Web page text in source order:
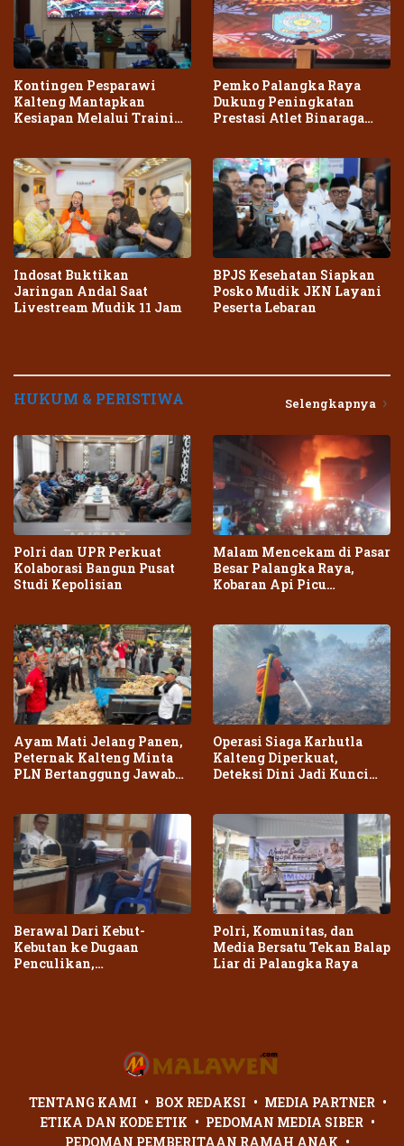
Kontingen Pesparawi
Kalteng Mantapkan
Kesiapan Melalui Training
Pemko Palangka Raya
Dukung Peningkatan
Prestasi Atlet Binaraga
Indosat Buktikan
Jaringan Andal Saat
Livestream Mudik 11 Jam
BPJS Kesehatan Siapkan
Posko Mudik JKN Layani
Peserta Lebaran
HUKUM & PERISTIWA Selengkapnya
Polri dan UPR Perkuat
Kolaborasi Bangun Pusat
Studi Kepolisian
Malam Mencekam di Pasar
Besar Palangka Raya,
Kobaran Api Picu
Ayam Mati Jelang Panen,
Peternak Kalteng Minta
PLN Bertanggung Jawab
Operasi Siaga Karhutla
Kalteng Diperkuat,
Deteksi Dini Jadi Kunci
Berawal Dari Kebut-
Kebutan ke Dugaan
Penculikan,
Polri, Komunitas, dan
Media Bersatu Tekan Balap
Liar di Palangka Raya
TENTANG KAMI BOX REDAKSI
MEDIA PARTNER
ETIKA DAN KODE ETIK
PEDOMAN MEDIA SIBER
PEDOMAN PEMBERITAAN RAMAH ANAK